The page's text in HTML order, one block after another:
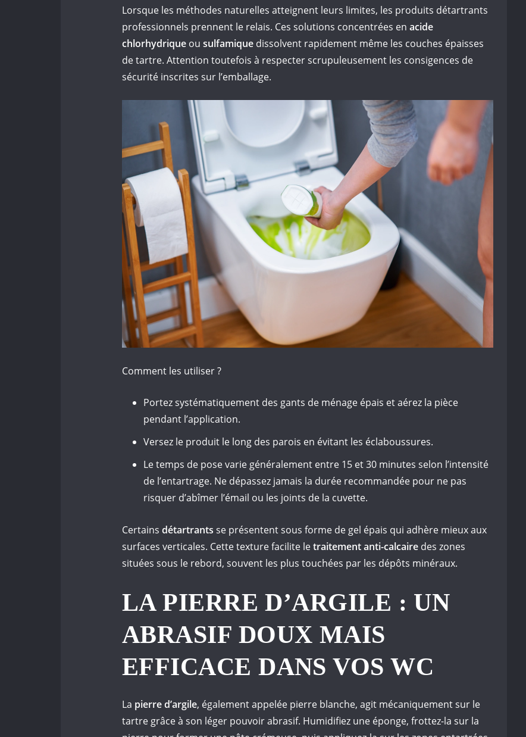
Lorsque les méthodes naturelles atteignent leurs limites, les produits détartrants
professionnels prennent le relais. Ces solutions concentrées en acide
chlorhydrique ou sulfamique dissolvent rapidement même les couches épaisses
de tartre. Attention toutefois à respecter scrupuleusement les consigences de
sécurité inscrites sur l’emballage.
Comment les utiliser ?
Portez systématiquement des gants de ménage épais et aérez la pièce
pendant l’application.
Versez le produit le long des parois en évitant les éclaboussures.
Le temps de pose varie généralement entre 15 et 30 minutes selon l’intensité
de l’entartrage. Ne dépassez jamais la durée recommandée pour ne pas
risquer d’abîmer l’émail ou les joints de la cuvette.
Certains détartrants se présentent sous forme de gel épais qui adhère mieux aux
surfaces verticales. Cette texture facilite letraitement anti-calcaire des zones
situées sous le rebord, souvent les plus touchées par les dépôts minéraux.
LA PIERRE D’ARGILE : UN
ABRASIF DOUX MAIS
EFFICACE DANS VOS WC
La pierre d’argile, également appelée pierre blanche, agit mécaniquement sur le
tartre grâce à son léger pouvoir abrasif. Humidifiez une éponge, frottez-la sur la